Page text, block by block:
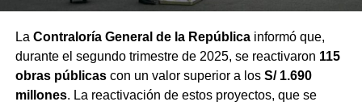
La Contraloría General de la Repúblicainformó que,
durante el segundo trimestre de 2025, se reactivaron 115
obras públicascon un valor superior a los S/ 1.690
millones. La reactivación de estos proyectos, que se